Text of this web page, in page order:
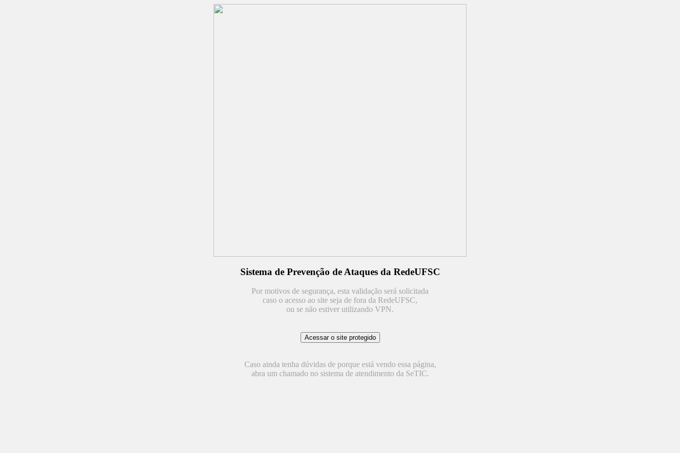
Sistema de Prevenção de Ataques da RedeUFSC
Por motivos de segurança, esta validação será solicitada
caso o acesso ao site seja de fora da RedeUFSC,
ou se não estiver utilizando VPN.
Caso ainda tenha dúvidas de porque está vendo essa página,
abra um chamado no sistema de atendimento da SeTIC.